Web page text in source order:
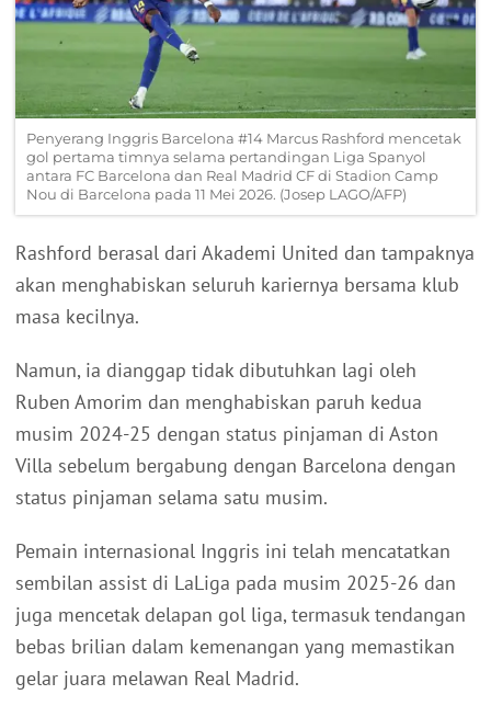
Penyerang Inggris Barcelona #14 Marcus Rashford mencetak
gol pertama timnya selama pertandingan Liga Spanyol
antara FC Barcelona dan Real Madrid CF di Stadion Camp
Nou di Barcelona pada 11 Mei 2026. (Josep LAGO/AFP)
Rashford berasal dari Akademi United dan tampaknya
akan menghabiskan seluruh kariernya bersama klub
masa kecilnya.
Namun, ia dianggap tidak dibutuhkan lagi oleh
Ruben Amorim dan menghabiskan paruh kedua
musim 2024-25 dengan status pinjaman di Aston
Villa sebelum bergabung dengan Barcelona dengan
status pinjaman selama satu musim.
Pemain internasional Inggris ini telah mencatatkan
sembilan assist di LaLiga pada musim 2025-26 dan
juga mencetak delapan gol liga, termasuk tendangan
bebas brilian dalam kemenangan yang memastikan
gelar juara melawan Real Madrid.